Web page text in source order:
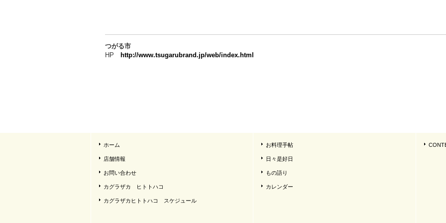
つがる市
HP
http://www.tsugarubrand.jp/web/index.html
ホーム
店舗情報
お問い合わせ
カグラザカ ヒトトハコ
カグラザカヒトトハコ スケジュール
お料理手帖
日々是好日
もの語り
カレンダー